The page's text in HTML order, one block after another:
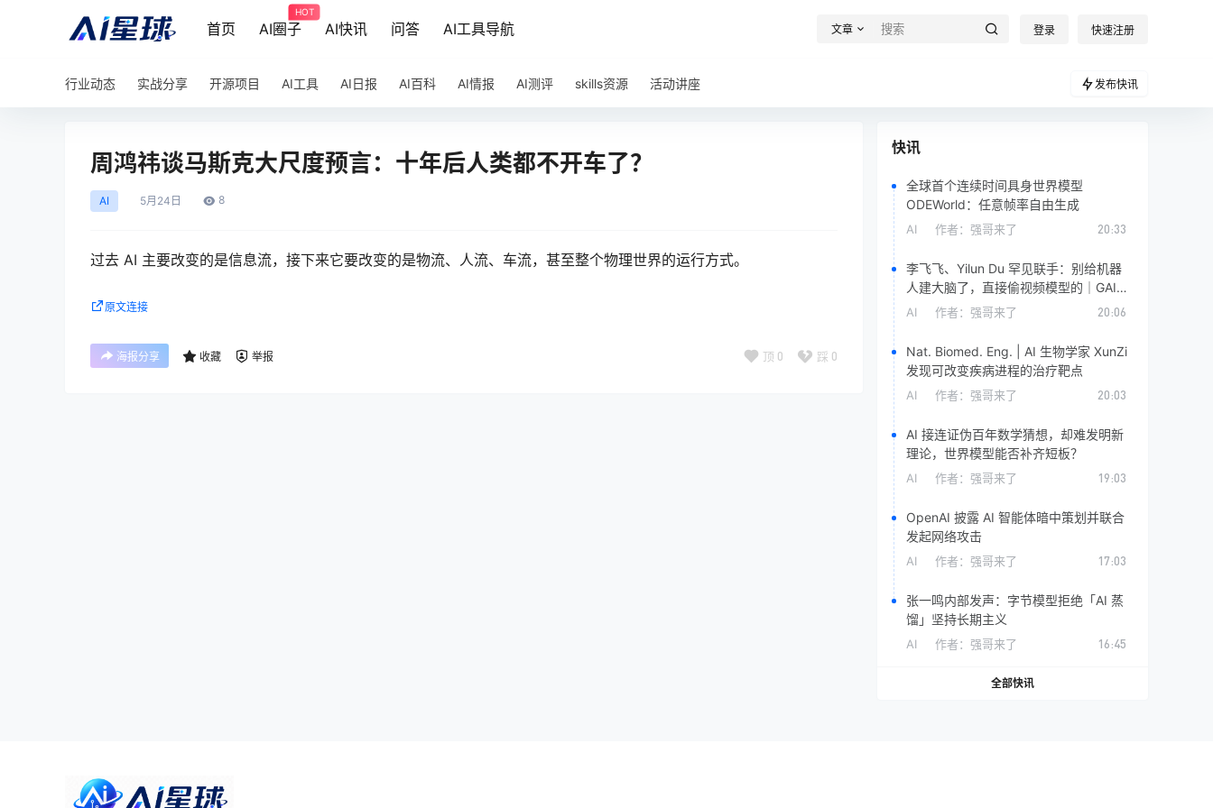
首页 AI圈子
HOT
AI快讯 问答 AI工具导航 文章 登录 快速注册
行业动态 实战分享 开源项目 AI工具 AI日报 AI百科 AI情报 AI测评 skills资源 活动讲座 发布快讯
周鸿祎谈马斯克大尺度预言：十年后人类都不开车了？
AI 5月 24日 8
过去 AI 主要改变的是信息流，接下来它要改变的是物流、人流、车流，甚至整个物理世界的运行方式。
原文连接
海报分享 收藏 举报 顶 0 踩 0
快讯
全球首个连续时间具身世界模型
ODEWorld：任意帧率自由生成
AI 作者： 强哥来了 20:33
李飞飞、Yilun Du 罕见联手：别给机器
人建大脑了，直接偷视频模型的｜GAIR
Paper 115
AI 作者： 强哥来了 20:06
Nat. Biomed. Eng. | AI 生物学家 XunZi
发现可改变疾病进程的治疗靶点
AI 作者： 强哥来了 20:03
AI 接连证伪百年数学猜想，却难发明新
理论，世界模型能否补齐短板？
AI 作者： 强哥来了 19:03
OpenAI 披露 AI 智能体暗中策划并联合
发起网络攻击
AI 作者： 强哥来了 17:03
张一鸣内部发声：字节模型拒绝「AI 蒸
馏」坚持长期主义
AI 作者： 强哥来了 16:45
全部快讯